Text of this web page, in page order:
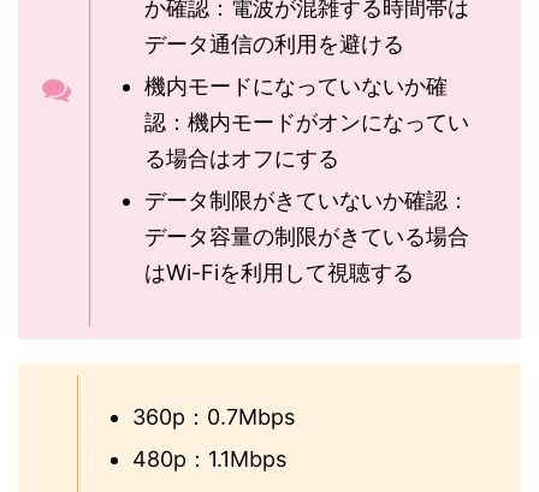
か確認：電波が混雑する時間帯は
データ通信の利用を避ける
機内モードになっていないか確
認：機内モードがオンになってい
る場合はオフにする
データ制限がきていないか確認：
データ容量の制限がきている場合
はWi-Fiを利用して視聴する
360p：0.7Mbps
480p：1.1Mbps